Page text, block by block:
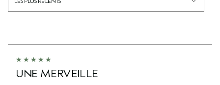
UNE MERVEILLE